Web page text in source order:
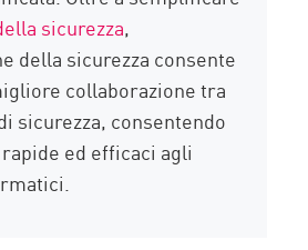
sicurezza,
della sicurezza consente
collaborazione tra
sicurezza, consentendo
ed efficaci agli